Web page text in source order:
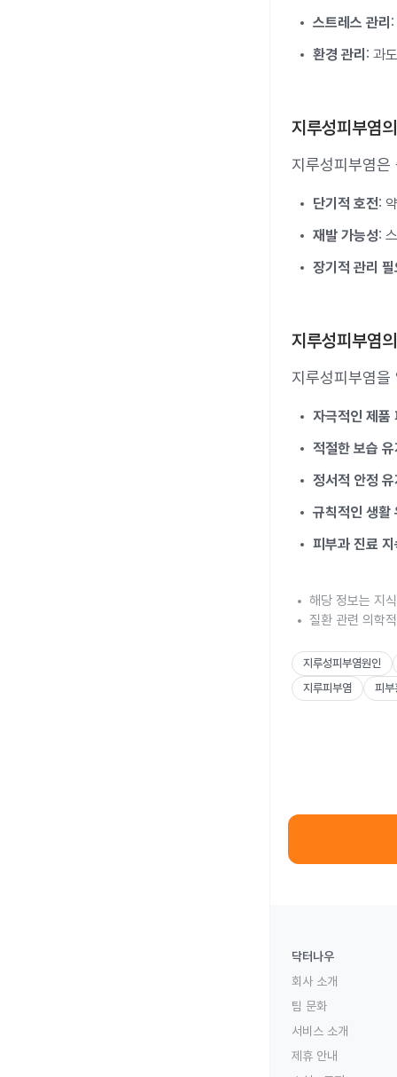
스트레스 관리
환경 관리 : 과
지루성피부염
지루성피부염
단기적 호전:
재발 가능성:
장기적 관리
지루성피부염
지루성피부염
자극적인 제품
적절한 보습
정서적 안정
규칙적인 생활
피부과 진료
해당 정보는 지
질환 관련 의학
지루성피부염원인
지루피부염
피부
닥터나우
회사 소개
팀 문화
서비스 소개
제휴 안내